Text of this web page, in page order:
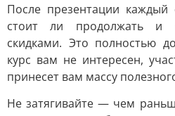
После презентации
стоит ли продолжать и
скидками. Это полностью
курс вам не интересен,
принесет вам массу
Не затягивайте — чем